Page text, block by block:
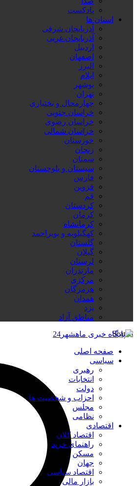
پادکست
استان ها
آذربایجان شرقی
آذربایجان غربی
اردبیل
اصفهان
البرز
ایلام
بوشهر
تهران
چهارمحال و بختیاری
خراسان جنوبی
خراسان رضوی
خراسان شمالی
خوزستان
زنجان
سمنان
سیستان و بلوچستان
فارس
قزوین
قم
کردستان
کرمان
کرمانشاه
کهگیلویه و بویراحمد
گلستان
گیلان
لرستان
مازندران
مرکزی
هرمزگان
همدان
یزد
مناطق آزاد
Search
صفحه اصلی
سیاسی
رهبری
انتخابات
دولت
احزاب و شخصیت ها
مجلس
نظامی
اقتصادی
اقتصاد کلان
راهنمای خرید
مسکن
جهان
اقتصاد سیاسی
بازار مالی